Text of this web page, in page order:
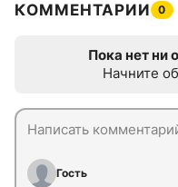
КОММЕНТАРИИ 0
Пока нет ни
Начните
Гость